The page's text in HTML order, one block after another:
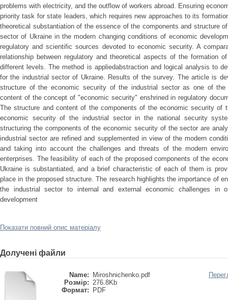
problems with electricity, and the outflow of workers abroad. Ensuring
priority task for state leaders, which requires new approaches to its
theoretical substantiation of the essence of the components and structure
sector of Ukraine in the modern changing conditions of economic
regulatory and scientific sources devoted to economic security. A
relationship between regulatory and theoretical aspects of the formation
different levels. The method is appliedabstraction and logical analysis to
for the industrial sector of Ukraine. Results of the survey. The article is
structure of the economic security of the industrial sector as one of the
content of the concept of "economic security" enshrined in regulatory
The structure and content of the components of the economic security of
economic security of the industrial sector in the national security
structuring the components of the economic security of the sector are
industrial sector are refined and supplemented in view of the modern
and taking into account the challenges and threats of the modern
enterprises. The feasibility of each of the proposed components of the
Ukraine is substantiated, and a brief characteristic of each of them is
place in the proposed structure. The research highlights the importance of
the industrial sector to internal and external economic challenges in
development
Показати повний опис матеріалу
Долучені файли
Name:
Miroshnichenko.pdf
Розмір: 276.8Kb
Формат:
PDF